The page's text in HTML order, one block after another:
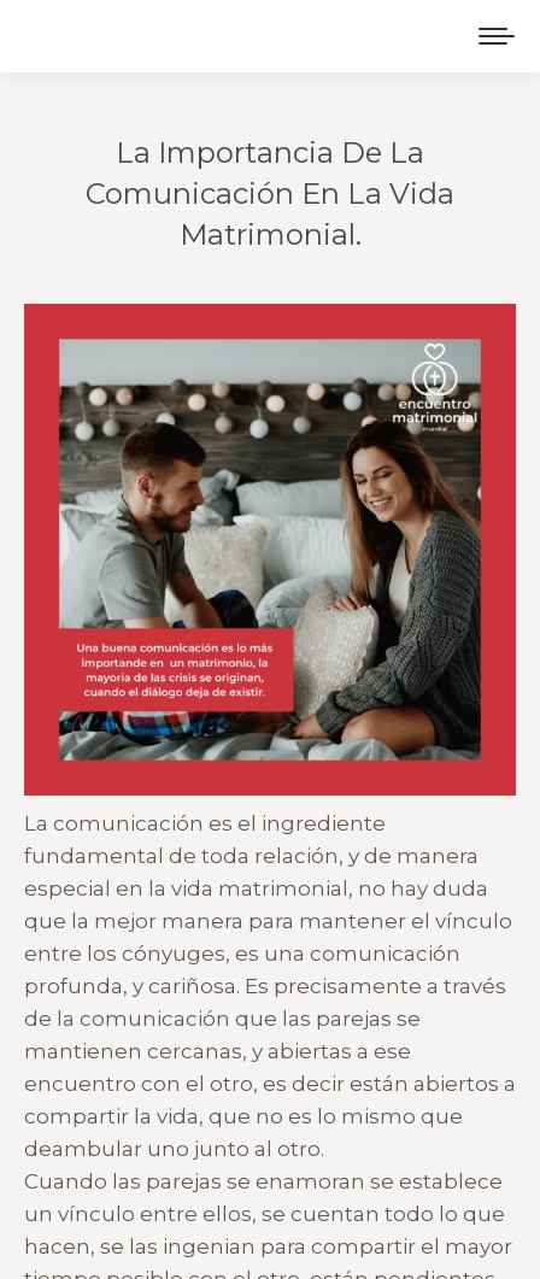
La Importancia De La
Comunicación En La Vida
Matrimonial.
La comunicación es el ingrediente
fundamental de toda relación, y de manera
especial en la vida matrimonial, no hay duda
que la mejor manera para mantener el vínculo
entre los cónyuges, es una comunicación
profunda, y cariñosa. Es precisamente a través
de la comunicación que las parejas se
mantienen cercanas, y abiertas a ese
encuentro con el otro, es decir están abiertos a
compartir la vida, que no es lo mismo que
deambular uno junto al otro.
Cuando las parejas se enamoran se establece
un vínculo entre ellos, se cuentan todo lo que
hacen, se las ingenian para compartir el mayor